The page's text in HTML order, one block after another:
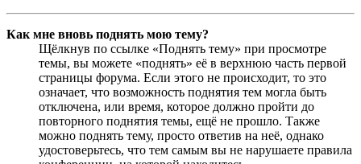
Как мне вновь поднять мою тему?
Щёлкнув по ссылке «Поднять тему» при просмотре
темы, вы можете «поднять» её в верхнюю часть первой
страницы форума. Если этого не происходит, то это
означает, что возможность поднятия тем могла быть
отключена, или время, которое должно пройти до
повторного поднятия темы, ещё не прошло. Также
можно поднять тему, просто ответив на неё, однако
удостоверьтесь, что тем самым вы не нарушаете правила